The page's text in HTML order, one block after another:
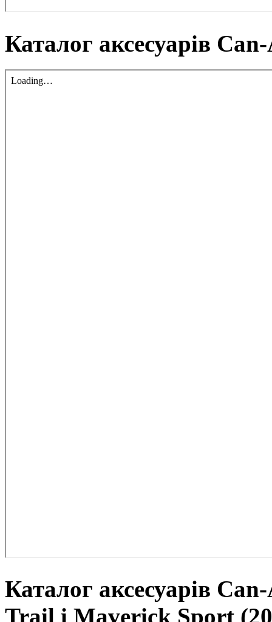
Каталог аксесуарів
Каталог аксесуарів
Trail і Maverick Sport